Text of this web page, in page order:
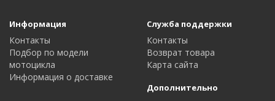
Информация
Контакты
Подбор по модели
мотоцикла
Информация о доставке
Служба поддержки
Контакты
Возврат товара
Карта сайта
Дополнительно